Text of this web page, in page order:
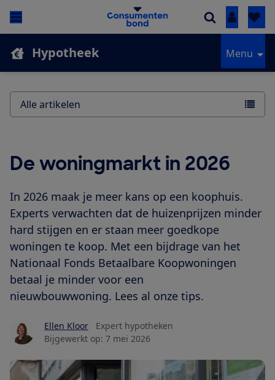
Inloggen
Hypotheek Menu
De woningmarkt in 2026
In 2026 maak je meer kans op een koophuis.
Experts verwachten dat de huizenprijzen minder
hard stijgen en er staan meer goedkope
woningen te koop. Met een bijdrage van het
Nationaal Fonds Betaalbare Koopwoningen
betaal je minder voor een
nieuwbouwwoning. Lees al onze tips.
Ellen Kloor
Expert hypotheken
Bijgewerkt op: 7 mei 2026
Alle artikelen